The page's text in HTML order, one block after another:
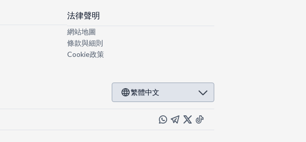
法律聲明
網站地圖
條款與細則
Cookie政策
繁體中文